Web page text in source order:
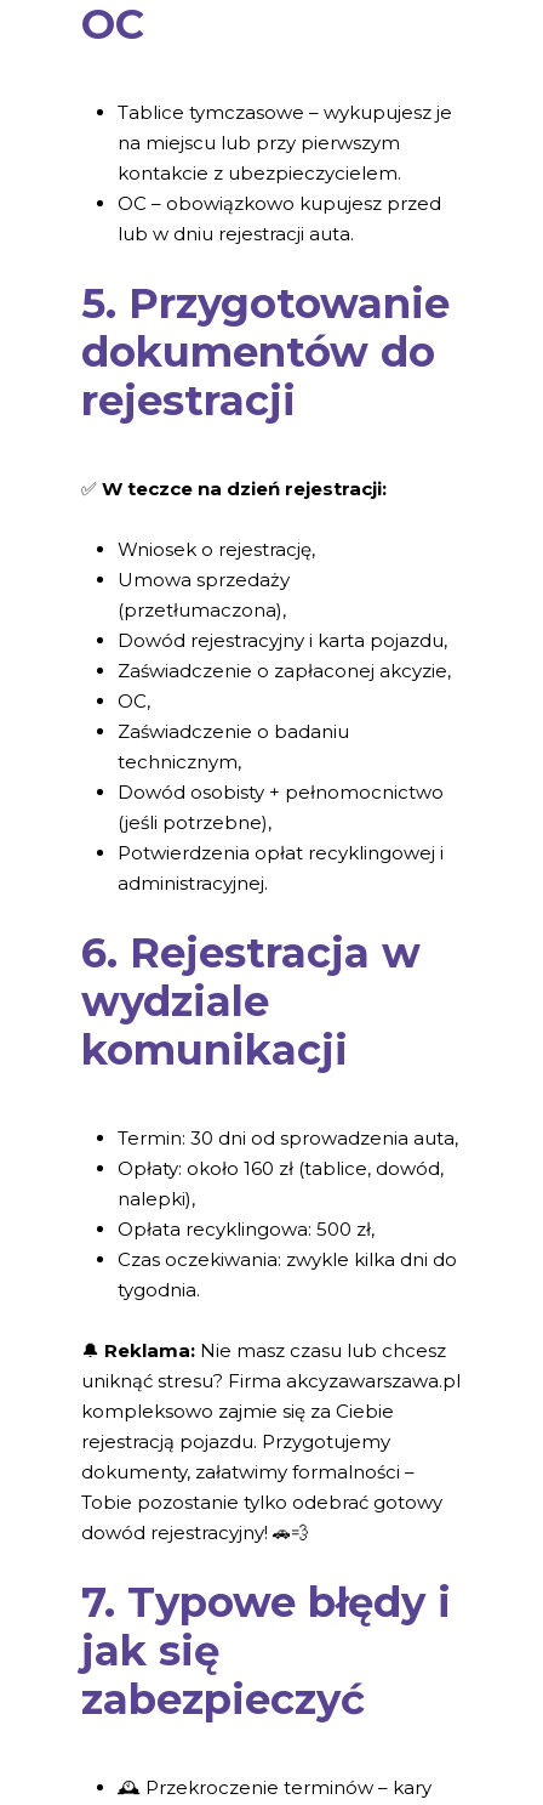
OC
Tablice tymczasowe – wykupujesz je
na miejscu lub przy pierwszym
kontakcie z ubezpieczycielem.
OC – obowiązkowo kupujesz przed
lub w dniu rejestracji auta.
5. Przygotowanie
dokumentów do
rejestracji
✅ W teczce na dzień rejestracji:
Wniosek o rejestrację,
Umowa sprzedaży
(przetłumaczona),
Dowód rejestracyjny i karta pojazdu,
Zaświadczenie o zapłaconej akcyzie,
OC,
Zaświadczenie o badaniu
technicznym,
Dowód osobisty + pełnomocnictwo
(jeśli potrzebne),
Potwierdzenia opłat recyklingowej i
administracyjnej.
6. Rejestracja w
wydziale
komunikacji
Termin: 30 dni od sprowadzenia auta,
Opłaty: około 160 zł (tablice, dowód,
nalepki),
Opłata recyklingowa: 500 zł,
Czas oczekiwania: zwykle kilka dni do
tygodnia.
🔔 Reklama: Nie masz czasu lub chcesz
uniknąć stresu? Firma akcyzawarszawa.pl
kompleksowo zajmie się za Ciebie
rejestracją pojazdu. Przygotujemy
dokumenty, załatwimy formalności –
Tobie pozostanie tylko odebrać gotowy
dowód rejestracyjny! 🚗💨
7. Typowe błędy i
jak się
zabezpieczyć
🕰 Przekroczenie terminów – kary